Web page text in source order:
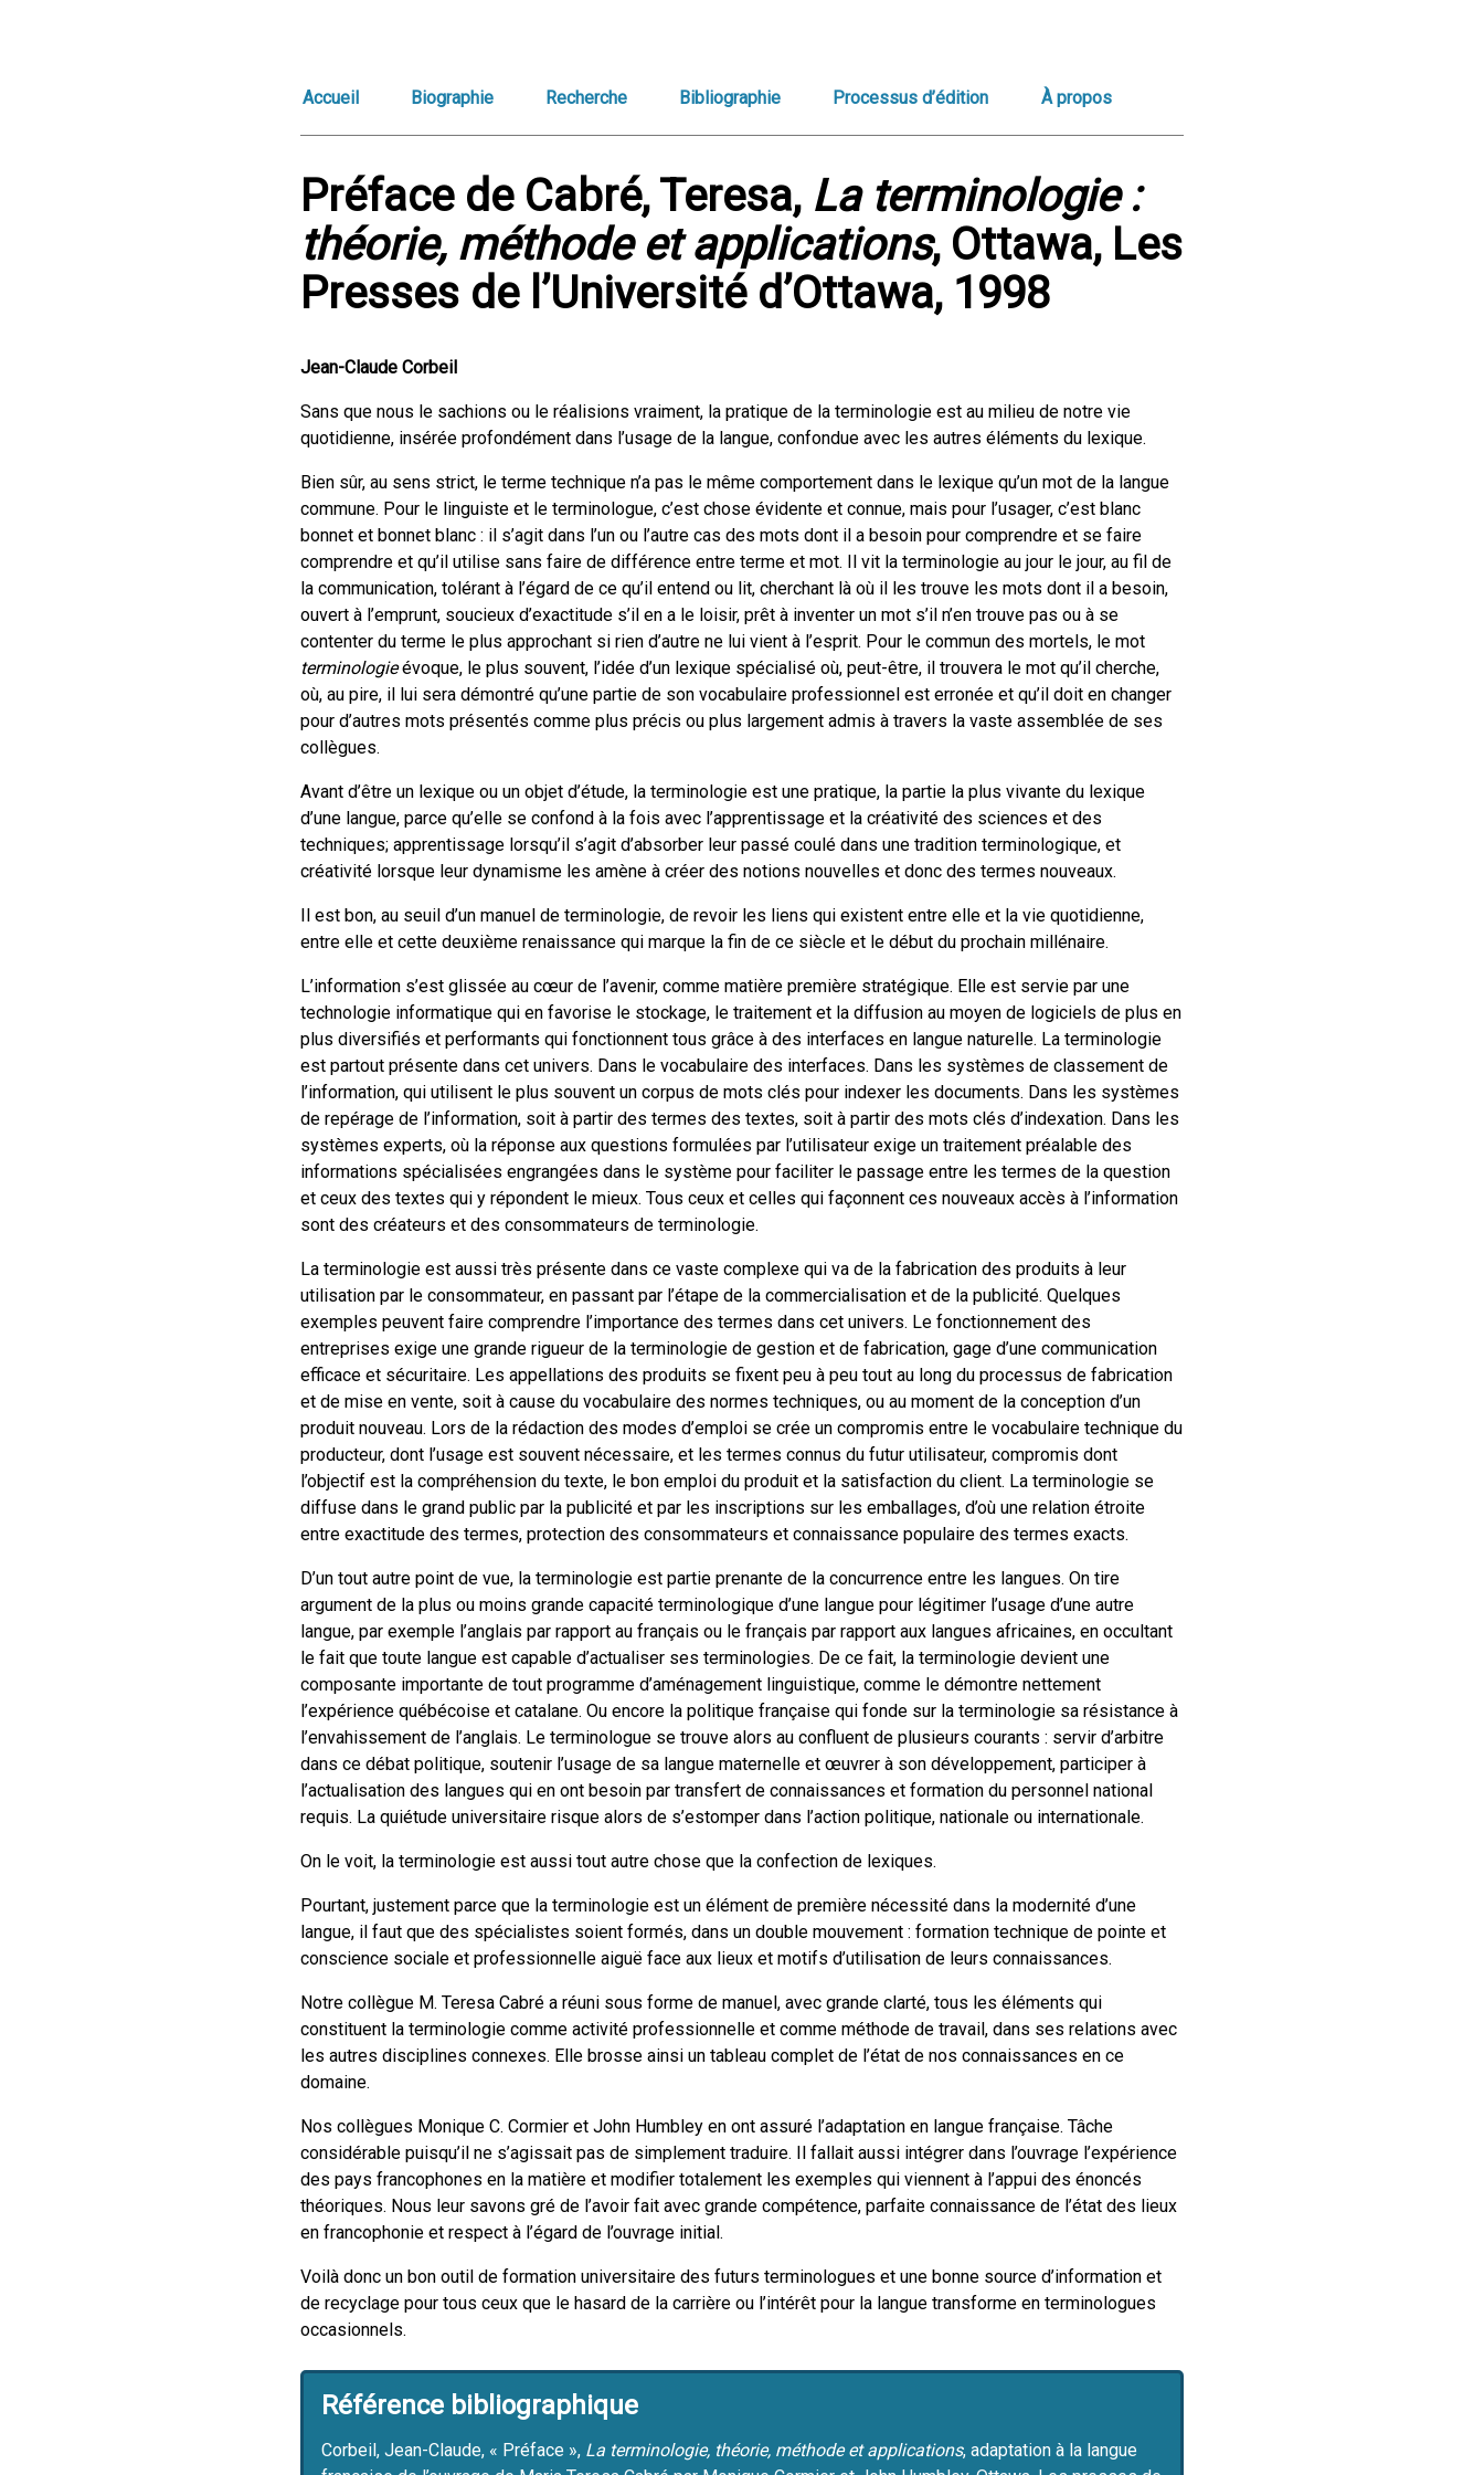
Accueil Biographie Recherche Bibliographie Processus d’édition À propos
Préface de Cabré, Teresa, La terminologie :
théorie, méthode et applications, Ottawa, Les
Presses de l’Université d’Ottawa, 1998
Jean-Claude Corbeil
Sans que nous le sachions ou le réalisions vraiment, la pratique de la terminologie est au milieu de notre vie
quotidienne, insérée profondément dans l’usage de la langue, confondue avec les autres éléments du lexique.
Bien sûr, au sens strict, le terme technique n’a pas le même comportement dans le lexique qu’un mot de la langue
commune. Pour le linguiste et le terminologue, c’est chose évidente et connue, mais pour l’usager, c’est blanc
bonnet et bonnet blanc : il s’agit dans l’un ou l’autre cas des mots dont il a besoin pour comprendre et se faire
comprendre et qu’il utilise sans faire de différence entre terme et mot. Il vit la terminologie au jour le jour, au fil de
la communication, tolérant à l’égard de ce qu’il entend ou lit, cherchant là où il les trouve les mots dont il a besoin,
ouvert à l’emprunt, soucieux d’exactitude s’il en a le loisir, prêt à inventer un mot s’il n’en trouve pas ou à se
contenter du terme le plus approchant si rien d’autre ne lui vient à l’esprit. Pour le commun des mortels, le mot
terminologieévoque, le plus souvent, l’idée d’un lexique spécialisé où, peut-être, il trouvera le mot qu’il cherche,
où, au pire, il lui sera démontré qu’une partie de son vocabulaire professionnel est erronée et qu’il doit en changer
pour d’autres mots présentés comme plus précis ou plus largement admis à travers la vaste assemblée de ses
collègues.
Avant d’être un lexique ou un objet d’étude, la terminologie est une pratique, la partie la plus vivante du lexique
d’une langue, parce qu’elle se confond à la fois avec l’apprentissage et la créativité des sciences et des
techniques; apprentissage lorsqu’il s’agit d’absorber leur passé coulé dans une tradition terminologique, et
créativité lorsque leur dynamisme les amène à créer des notions nouvelles et donc des termes nouveaux.
Il est bon, au seuil d’un manuel de terminologie, de revoir les liens qui existent entre elle et la vie quotidienne,
entre elle et cette deuxième renaissance qui marque la fin de ce siècle et le début du prochain millénaire.
L’information s’est glissée au cœur de l’avenir, comme matière première stratégique. Elle est servie par une
technologie informatique qui en favorise le stockage, le traitement et la diffusion au moyen de logiciels de plus en
plus diversifiés et performants qui fonctionnent tous grâce à des interfaces en langue naturelle. La terminologie
est partout présente dans cet univers. Dans le vocabulaire des interfaces. Dans les systèmes de classement de
l’information, qui utilisent le plus souvent un corpus de mots clés pour indexer les documents. Dans les systèmes
de repérage de l’information, soit à partir des termes des textes, soit à partir des mots clés d’indexation. Dans les
systèmes experts, où la réponse aux questions formulées par l’utilisateur exige un traitement préalable des
informations spécialisées engrangées dans le système pour faciliter le passage entre les termes de la question
et ceux des textes qui y répondent le mieux. Tous ceux et celles qui façonnent ces nouveaux accès à l’information
sont des créateurs et des consommateurs de terminologie.
La terminologie est aussi très présente dans ce vaste complexe qui va de la fabrication des produits à leur
utilisation par le consommateur, en passant par l’étape de la commercialisation et de la publicité. Quelques
exemples peuvent faire comprendre l’importance des termes dans cet univers. Le fonctionnement des
entreprises exige une grande rigueur de la terminologie de gestion et de fabrication, gage d’une communication
efficace et sécuritaire. Les appellations des produits se fixent peu à peu tout au long du processus de fabrication
et de mise en vente, soit à cause du vocabulaire des normes techniques, ou au moment de la conception d’un
produit nouveau. Lors de la rédaction des modes d’emploi se crée un compromis entre le vocabulaire technique du
producteur, dont l’usage est souvent nécessaire, et les termes connus du futur utilisateur, compromis dont
l’objectif est la compréhension du texte, le bon emploi du produit et la satisfaction du client. La terminologie se
diffuse dans le grand public par la publicité et par les inscriptions sur les emballages, d’où une relation étroite
entre exactitude des termes, protection des consommateurs et connaissance populaire des termes exacts.
D’un tout autre point de vue, la terminologie est partie prenante de la concurrence entre les langues. On tire
argument de la plus ou moins grande capacité terminologique d’une langue pour légitimer l’usage d’une autre
langue, par exemple l’anglais par rapport au français ou le français par rapport aux langues africaines, en occultant
le fait que toute langue est capable d’actualiser ses terminologies. De ce fait, la terminologie devient une
composante importante de tout programme d’aménagement linguistique, comme le démontre nettement
l’expérience québécoise et catalane. Ou encore la politique française qui fonde sur la terminologie sa résistance à
l’envahissement de l’anglais. Le terminologue se trouve alors au confluent de plusieurs courants : servir d’arbitre
dans ce débat politique, soutenir l’usage de sa langue maternelle et œuvrer à son développement, participer à
l’actualisation des langues qui en ont besoin par transfert de connaissances et formation du personnel national
requis. La quiétude universitaire risque alors de s’estomper dans l’action politique, nationale ou internationale.
On le voit, la terminologie est aussi tout autre chose que la confection de lexiques.
Pourtant, justement parce que la terminologie est un élément de première nécessité dans la modernité d’une
langue, il faut que des spécialistes soient formés, dans un double mouvement : formation technique de pointe et
conscience sociale et professionnelle aiguë face aux lieux et motifs d’utilisation de leurs connaissances.
Notre collègue M. Teresa Cabré a réuni sous forme de manuel, avec grande clarté, tous les éléments qui
constituent la terminologie comme activité professionnelle et comme méthode de travail, dans ses relations avec
les autres disciplines connexes. Elle brosse ainsi un tableau complet de l’état de nos connaissances en ce
domaine.
Nos collègues Monique C. Cormier et John Humbley en ont assuré l’adaptation en langue française. Tâche
considérable puisqu’il ne s’agissait pas de simplement traduire. Il fallait aussi intégrer dans l’ouvrage l’expérience
des pays francophones en la matière et modifier totalement les exemples qui viennent à l’appui des énoncés
théoriques. Nous leur savons gré de l’avoir fait avec grande compétence, parfaite connaissance de l’état des lieux
en francophonie et respect à l’égard de l’ouvrage initial.
Voilà donc un bon outil de formation universitaire des futurs terminologues et une bonne source d’information et
de recyclage pour tous ceux que le hasard de la carrière ou l’intérêt pour la langue transforme en terminologues
occasionnels.
Référence bibliographique
Corbeil, Jean-Claude, « Préface », La terminologie, théorie, méthode et applications, adaptation à la langue